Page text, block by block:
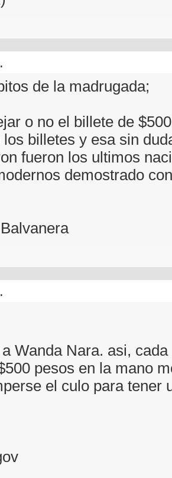
de la madrugada;
o no el billete de
billetes y esa sin
fueron los ultimos
demostrado
Wanda Nara. asi,
pesos en la mano
el culo para tener